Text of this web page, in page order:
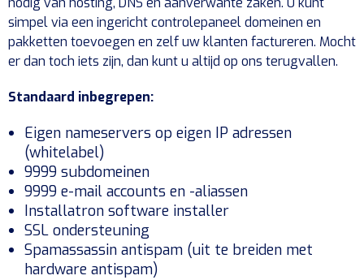
simpel via een ingericht controlepaneel domeinen en
pakketten toevoegen en zelf uw klanten factureren. Mocht
er dan toch iets zijn, dan kunt u altijd op ons terugvallen.
Standaard inbegrepen:
Eigen nameservers op eigen IP adressen
(whitelabel)
9999 subdomeinen
9999 e-mail accounts en -aliassen
Installatron software installer
SSL ondersteuning
Spamassassin antispam (uit te breiden met
hardware antispam)